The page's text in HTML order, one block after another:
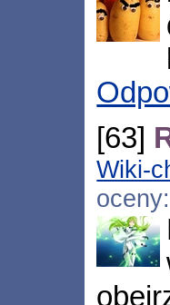
[63]
Wiki-
oceny: